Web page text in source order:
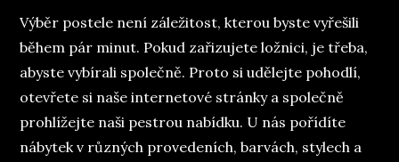
Výběr postele není záležitost, kterou byste vyřešili
během pár minut. Pokud zařizujete ložnici, je třeba,
abyste vybírali společně. Proto si udělejte pohodlí,
otevřete si naše internetové stránky a společně
prohlížejte naši pestrou nabídku. U nás pořídíte
nábytek v různých provedeních, barvách, stylech a